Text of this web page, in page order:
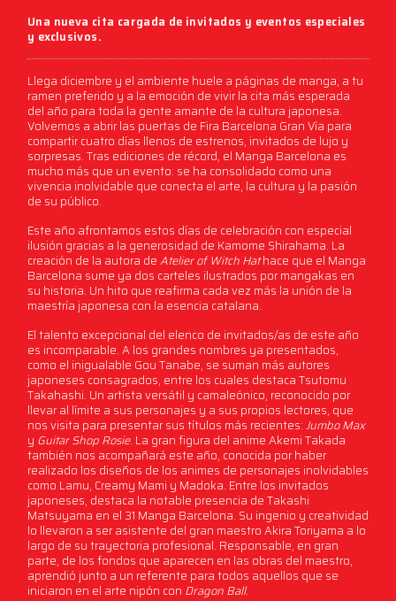
Una nueva cita cargada de invitados y eventos especiales
y exclusivos.
Llega diciembre y el ambiente huele a páginas de manga, a tu
ramen preferido y a la emoción de vivir la cita más esperada
del año para toda la gente amante de la cultura japonesa.
Volvemos a abrir las puertas de Fira Barcelona Gran Vía para
compartir cuatro días llenos de estrenos, invitados de lujo y
sorpresas. Tras ediciones de récord, el Manga Barcelona es
mucho más que un evento: se ha consolidado como una
vivencia inolvidable que conecta el arte, la cultura y la pasión
de su público.
Este año afrontamos estos días de celebración con especial
ilusión gracias a la generosidad de Kamome Shirahama. La
creación de la autora deAtelier of Witch Hathace que el Manga
Barcelona sume ya dos carteles ilustrados por mangakas en
su historia. Un hito que reafirma cada vez más la unión de la
maestría japonesa con la esencia catalana.
El talento excepcional del elenco de invitados/as de este año
es incomparable. A los grandes nombres ya presentados,
como el inigualable Gou Tanabe, se suman más autores
japoneses consagrados, entre los cuales destaca Tsutomu
Takahashi. Un artista versátil y camaleónico, reconocido por
llevar al límite a sus personajes y a sus propios lectores, que
nos visita para presentar sus títulos más recientes:Jumbo Max
y Guitar Shop Rosie. La gran figura del anime Akemi Takada
también nos acompañará este año, conocida por haber
realizado los diseños de los animes de personajes inolvidables
como Lamu, Creamy Mami y Madoka. Entre los invitados
japoneses, destaca la notable presencia de Takashi
Matsuyama en el 31 Manga Barcelona. Su ingenio y creatividad
lo llevaron a ser asistente del gran maestro Akira Toriyama a lo
largo de su trayectoria profesional. Responsable, en gran
parte, de los fondos que aparecen en las obras del maestro,
aprendió junto a un referente para todos aquellos que se
iniciaron en el arte nipón con Dragon Ball.